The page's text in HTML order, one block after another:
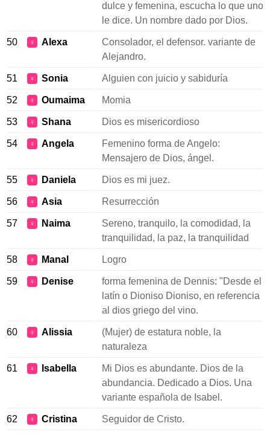
dulce y femenina, escucha lo que uno
le dice. Un nombre dado por Dios.
50 ♀ Alexa
Consolador, el defensor. variante de
Alejandro.
51 ♀ Sonia Alguien con juicio y sabiduría
52 ♀ Oumaima Momia
53 ♀ Shana Dios es misericordioso
54 ♀ Angela
Femenino forma de Angelo:
Mensajero de Dios, ángel.
55 ♀ Daniela Dios es mi juez.
56 ♀ Asia Resurrección
57 ♀ Naima
Sereno, tranquilo, la comodidad, la
tranquilidad, la paz, la tranquilidad
58 ♀ Manal Logro
59 ♀ Denise
forma femenina de Dennis: "Desde el
latín o Dioniso Dioniso, en referencia
al dios griego del vino.
60 ♀ Alissia
(Mujer) de estatura noble, la
naturaleza
61 ♀ Isabella
Mi Dios es abundante. Dios de la
abundancia. Dedicado a Dios. Una
variante española de Isabel.
62 ♀ Cristina Seguidor de Cristo.